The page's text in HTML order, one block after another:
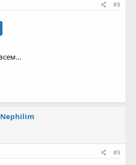
#8
#9